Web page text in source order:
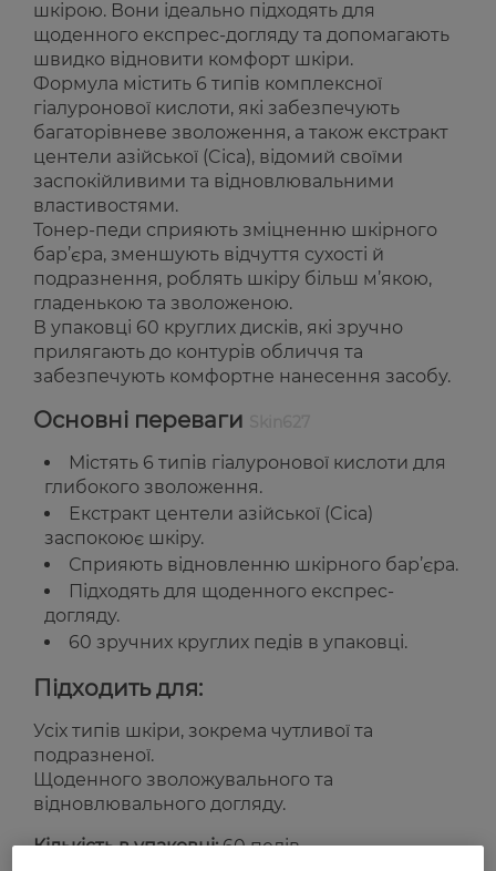
шкірою. Вони ідеально підходять для
щоденного експрес-догляду та допомагають
швидко відновити комфорт шкіри.
Формула містить 6 типів комплексної
гіалуронової кислоти, які забезпечують
багаторівневе зволоження, а також екстракт
центели азійської (Cica), відомий своїми
заспокійливими та відновлювальними
властивостями.
Тонер-педи сприяють зміцненню шкірного
бар’єра, зменшують відчуття сухості й
подразнення, роблять шкіру більш м’якою,
гладенькою та зволоженою.
В упаковці 60 круглих дисків, які зручно
прилягають до контурів обличчя та
забезпечують комфортне нанесення засобу.
Основні переваги
Містять 6 типів гіалуронової кислоти для
глибокого зволоження.
Екстракт центели азійської (Cica)
заспокоює шкіру.
Сприяють відновленню шкірного бар’єра.
Підходять для щоденного експрес-
догляду.
60 зручних круглих педів в упаковці.
Підходить для:
Усіх типів шкіри, зокрема чутливої та
подразненої.
Щоденного зволожувального та
відновлювального догляду.
Кількість в упаковці:60 педів